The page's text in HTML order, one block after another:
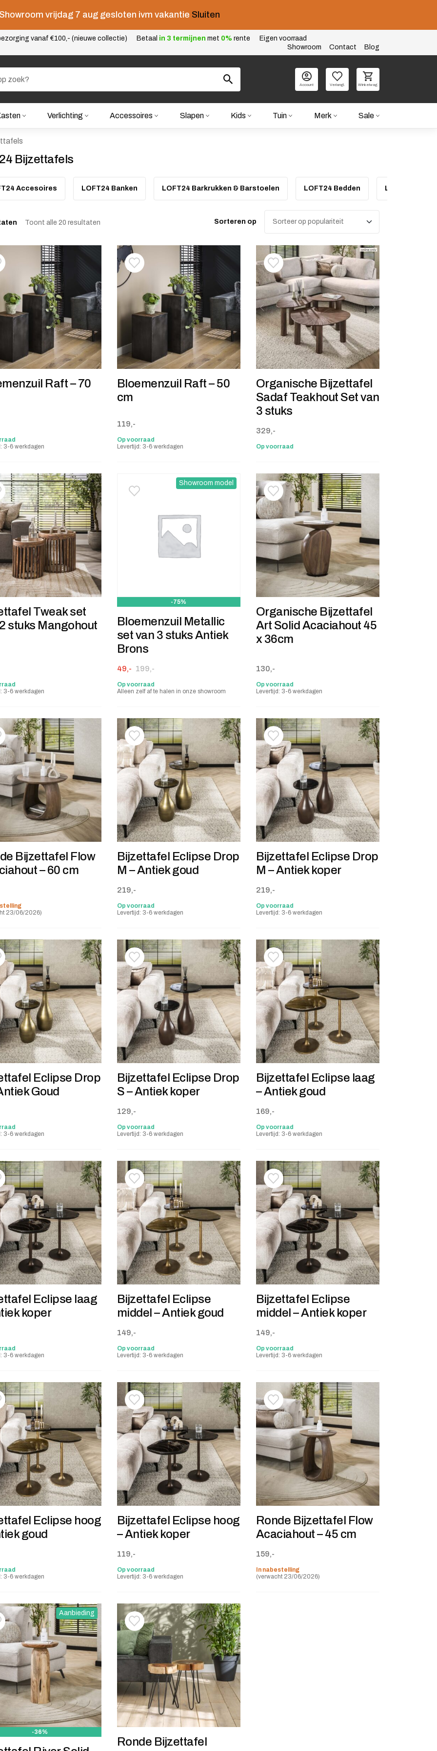
Showroom vrijdag 7 aug gesloten ivm vakantie Sluiten
vanaf €100,- (nieuwe collectie) Betaal in 3 termijnen met 0% rente
Eigen voorraad
Showroom
Contact Blog
Account Verlangl. Winkelwag.
Verlichting Accessoires Slapen Kids Tuin Merk Sale
Bijzettafels
Accesoires LOFT24 Banken LOFT24 Barkrukken & Barstoelen LOFT24 Bedden LOFT24
Toont alle 20 resultaten Sorteren op
aan verlanglijstje
van verlanglijst
Raft – 70
3-6 werkdagen
Toevoegen aan verlanglijstje
Verwijderen van verlanglijst
Bloemenzuil Raft – 50
cm
119,-
Op voorraad
Levertijd: 3-6 werkdagen
Toevoegen aan verlanglijstje
Verwijderen van verlanglijst
Organische Bijzettafel
Sadaf Teakhout Set van
3 stuks
329,-
Op voorraad
aan verlanglijstje
van verlanglijst
Tweak set
stuks Mangohout
3-6 werkdagen
Showroom model
Toevoegen aan verlanglijstje
Verwijderen van verlanglijst
-75%
Bloemenzuil Metallic
set van 3 stuks Antiek
Brons
199,-
Oorspronkelijke prijs was: 199,-.
49,-
Huidige prijs is: 49,-.
Op voorraad
Alleen zelf af te halen in onze showroom
Toevoegen aan verlanglijstje
Verwijderen van verlanglijst
Organische Bijzettafel
Art Solid Acaciahout 45
x 36cm
130,-
Op voorraad
Levertijd: 3-6 werkdagen
aan verlanglijstje
van verlanglijst
Bijzettafel Flow
– 60 cm
23/06/2026)
Toevoegen aan verlanglijstje
Verwijderen van verlanglijst
Bijzettafel Eclipse Drop
M – Antiek goud
219,-
Op voorraad
Levertijd: 3-6 werkdagen
Toevoegen aan verlanglijstje
Verwijderen van verlanglijst
Bijzettafel Eclipse Drop
M – Antiek koper
219,-
Op voorraad
Levertijd: 3-6 werkdagen
aan verlanglijstje
van verlanglijst
Eclipse Drop
Goud
3-6 werkdagen
Toevoegen aan verlanglijstje
Verwijderen van verlanglijst
Bijzettafel Eclipse Drop
S – Antiek koper
129,-
Op voorraad
Levertijd: 3-6 werkdagen
Toevoegen aan verlanglijstje
Verwijderen van verlanglijst
Bijzettafel Eclipse laag
– Antiek goud
169,-
Op voorraad
Levertijd: 3-6 werkdagen
aan verlanglijstje
van verlanglijst
Eclipse laag
koper
3-6 werkdagen
Toevoegen aan verlanglijstje
Verwijderen van verlanglijst
Bijzettafel Eclipse
middel – Antiek goud
149,-
Op voorraad
Levertijd: 3-6 werkdagen
Toevoegen aan verlanglijstje
Verwijderen van verlanglijst
Bijzettafel Eclipse
middel – Antiek koper
149,-
Op voorraad
Levertijd: 3-6 werkdagen
aan verlanglijstje
van verlanglijst
Eclipse hoog
goud
3-6 werkdagen
Toevoegen aan verlanglijstje
Verwijderen van verlanglijst
Bijzettafel Eclipse hoog
– Antiek koper
119,-
Op voorraad
Levertijd: 3-6 werkdagen
Toevoegen aan verlanglijstje
Verwijderen van verlanglijst
Ronde Bijzettafel Flow
Acaciahout – 45 cm
159,-
In nabestelling
(verwacht 23/06/2026)
Aanbieding
aan verlanglijstje
van verlanglijst
-36%
Toevoegen aan verlanglijstje
Verwijderen van verlanglijst
Ronde Bijzettafel